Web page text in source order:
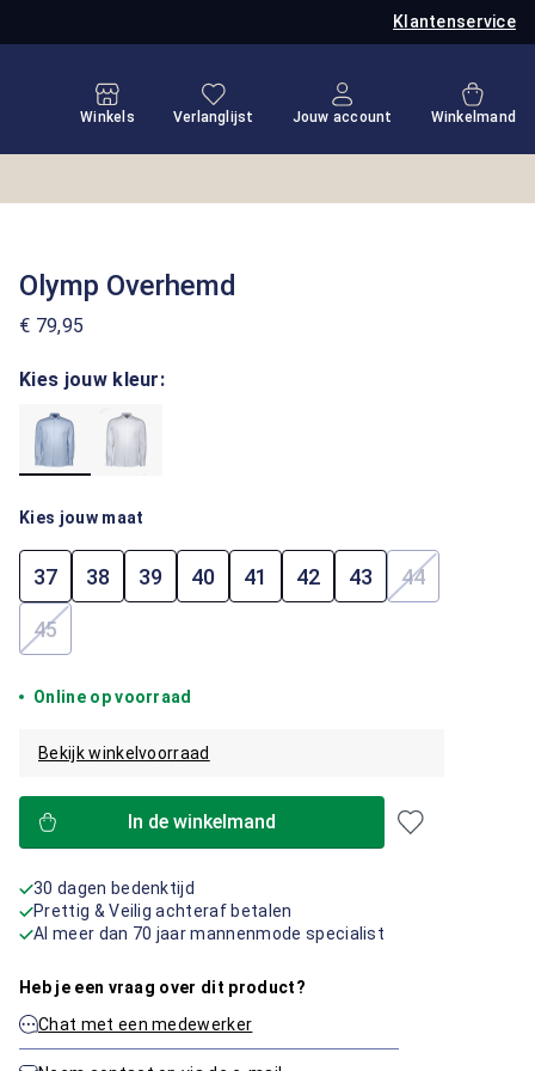
Klantenservice
Winkels
Je hebt 0 items op je verlanglijstje
Verlanglijst Jouw account Winkelmand
Olymp Overhemd
€ 79,95
Kies jouw kleur:
Kies jouw maat
37 38 39 40 41 42 43 44(Deze optie
45(Deze optie is momenteel niet beschikbaar.)
Online op voorraad
Bekijk winkelvoorraad
In de winkelmand
30 dagen bedenktijd
Prettig & Veilig achteraf betalen
Al meer dan 70 jaar mannenmode specialist
Heb je een vraag over dit product?
Chat met een medewerker